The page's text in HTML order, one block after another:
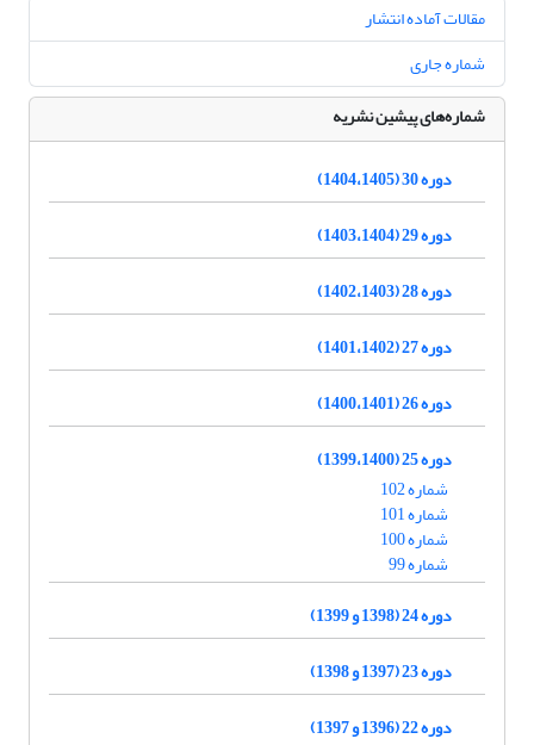
مقالات آماده انتشار
شماره جاری
شماره‌های پیشین نشریه
دوره 30 (1404،1405)
دوره 29 (1403،1404)
دوره 28 (1402،1403)
دوره 27 (1401،1402)
دوره 26 (1400،1401)
دوره 25 (1399،1400)
شماره 102
شماره 101
شماره 100
شماره 99
دوره 24 (1398 و 1399)
دوره 23 (1397 و 1398)
دوره 22 (1396 و 1397)